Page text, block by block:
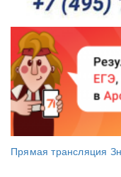
Прямая трансляция